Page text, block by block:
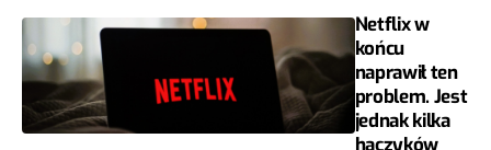
Netflix w
końcu
naprawił ten
problem. Jest
jednak kilka
haczyków